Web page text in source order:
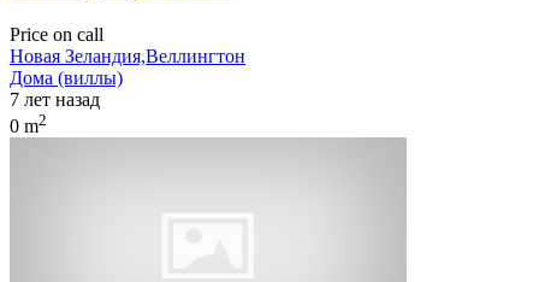
Price on call
Новая Зеландия,Веллингтон
Дома (виллы)
7 лет назад
0 m2